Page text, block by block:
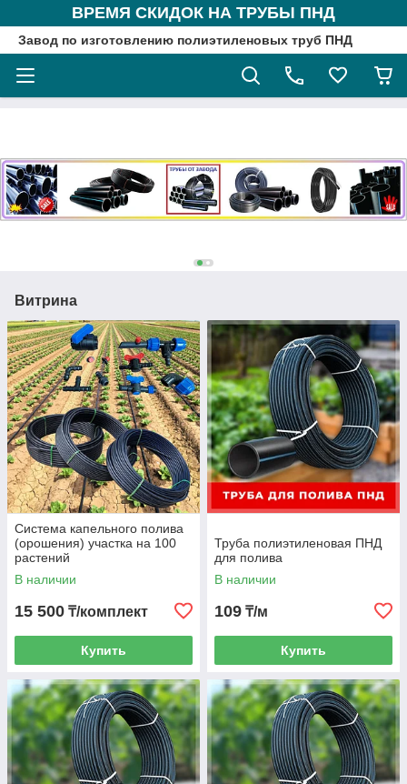
ВРЕМЯ СКИДОК НА ТРУБЫ ПНД
Завод по изготовлению полиэтиленовых труб ПНД
Витрина
Система капельного полива
(орошения) участка на 100
растений
В наличии
15 500 ₸/комплект
Купить
Труба полиэтиленовая ПНД
для полива
В наличии
109 ₸/м
Купить